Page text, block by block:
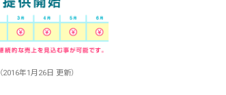
（2016年1月26日 更新）